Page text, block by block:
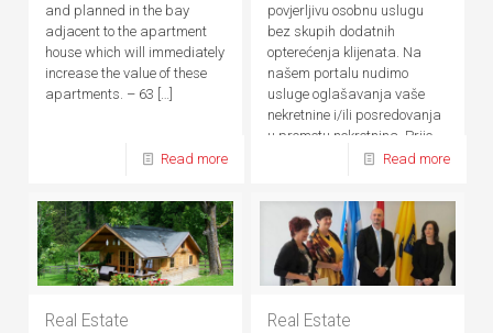
and planned in the bay
adjacent to the apartment
house which will immediately
increase the value of these
apartments. – 63 […]
Read more
povjerljivu osobnu uslugu
bez skupih dodatnih
opterećenja klijenata. Na
našem portalu nudimo
usluge oglašavanja vaše
nekretnine i/ili posredovanja
u prometu nekretnina. Prije,
Read more
Real Estate Real Estate